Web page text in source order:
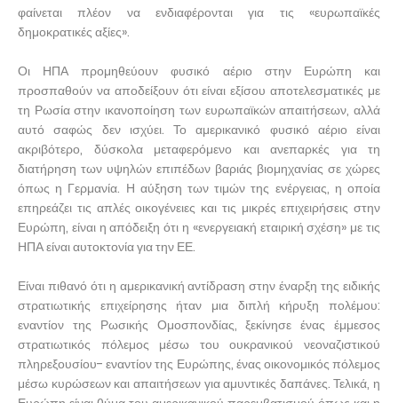
φαίνεται πλέον να ενδιαφέρονται για τις «ευρωπαϊκές
δημοκρατικές αξίες».
Οι ΗΠΑ προμηθεύουν φυσικό αέριο στην Ευρώπη και
προσπαθούν να αποδείξουν ότι είναι εξίσου αποτελεσματικές με
τη Ρωσία στην ικανοποίηση των ευρωπαϊκών απαιτήσεων, αλλά
αυτό σαφώς δεν ισχύει. Το αμερικανικό φυσικό αέριο είναι
ακριβότερο, δύσκολα μεταφερόμενο και ανεπαρκές για τη
διατήρηση των υψηλών επιπέδων βαριάς βιομηχανίας σε χώρες
όπως η Γερμανία. Η αύξηση των τιμών της ενέργειας, η οποία
επηρεάζει τις απλές οικογένειες και τις μικρές επιχειρήσεις στην
Ευρώπη, είναι η απόδειξη ότι η «ενεργειακή εταιρική σχέση» με τις
ΗΠΑ είναι αυτοκτονία για την ΕΕ.
Είναι πιθανό ότι η αμερικανική αντίδραση στην έναρξη της ειδικής
στρατιωτικής επιχείρησης ήταν μια διπλή κήρυξη πολέμου:
εναντίον της Ρωσικής Ομοσπονδίας, ξεκίνησε ένας έμμεσος
στρατιωτικός πόλεμος μέσω του ουκρανικού νεοναζιστικού
πληρεξουσίου- εναντίον της Ευρώπης, ένας οικονομικός πόλεμος
μέσω κυρώσεων και απαιτήσεων για αμυντικές δαπάνες. Τελικά, η